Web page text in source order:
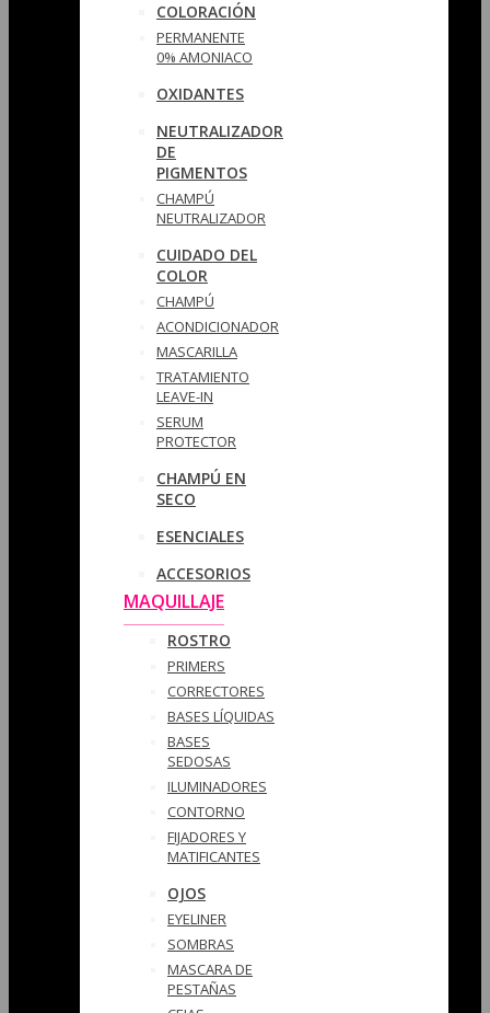
COLORACIÓN
PERMANENTE
0% AMONIACO
OXIDANTES
NEUTRALIZADOR
DE
PIGMENTOS
CHAMPÚ
NEUTRALIZADOR
CUIDADO DEL
COLOR
CHAMPÚ
ACONDICIONADOR
MASCARILLA
TRATAMIENTO
LEAVE-IN
SERUM
PROTECTOR
CHAMPÚ EN
SECO
ESENCIALES
ACCESORIOS
MAQUILLAJE
ROSTRO
PRIMERS
CORRECTORES
BASES LÍQUIDAS
BASES
SEDOSAS
ILUMINADORES
CONTORNO
FIJADORES Y
MATIFICANTES
OJOS
EYELINER
SOMBRAS
MASCARA DE
PESTAÑAS